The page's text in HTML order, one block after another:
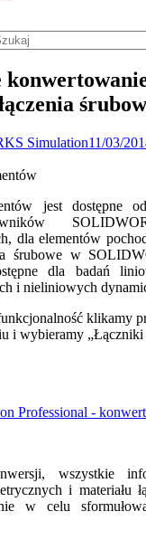
Simulation11/03/
jest dostępne
dla elementów
śrubowe w
dla badań
i nieliniowych
klikamy
i wybieramy
wszystkie
i materiału
w celu